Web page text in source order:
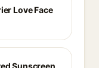
Love Face
Sunscreen